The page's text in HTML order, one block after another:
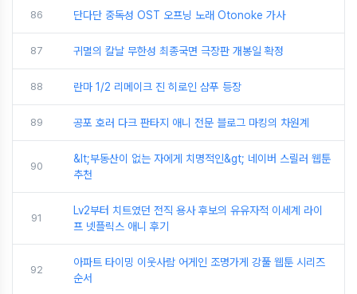
86 단다단 중독성 OST 오프닝 노래 Otonoke 가사
87 귀멸의 칼날 무한성 최종국면 극장판 개봉일 확정
88 란마 1/2 리메이크 진 히로인 샴푸 등장
89 공포 호러 다크 판타지 애니 전문 블로그 마킹의 차원계
90
&lt;부동산이 없는 자에게 치명적인&gt; 네이버 스릴러 웹툰
추천
91
Lv2부터 치트였던 전직 용사 후보의 유유자적 이세계 라이
프 넷플릭스 애니 후기
92
아파트 타이밍 이웃사람 어게인 조명가게 강풀 웹툰 시리즈
순서